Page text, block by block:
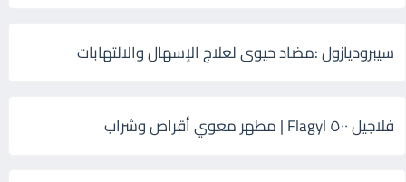
سيبروديازول :مضاد حيوى لعلاج الإسهال والالتهابات
فلاجيل ٥٠٠ Flagyl | مطهر معوي أقراص وشراب